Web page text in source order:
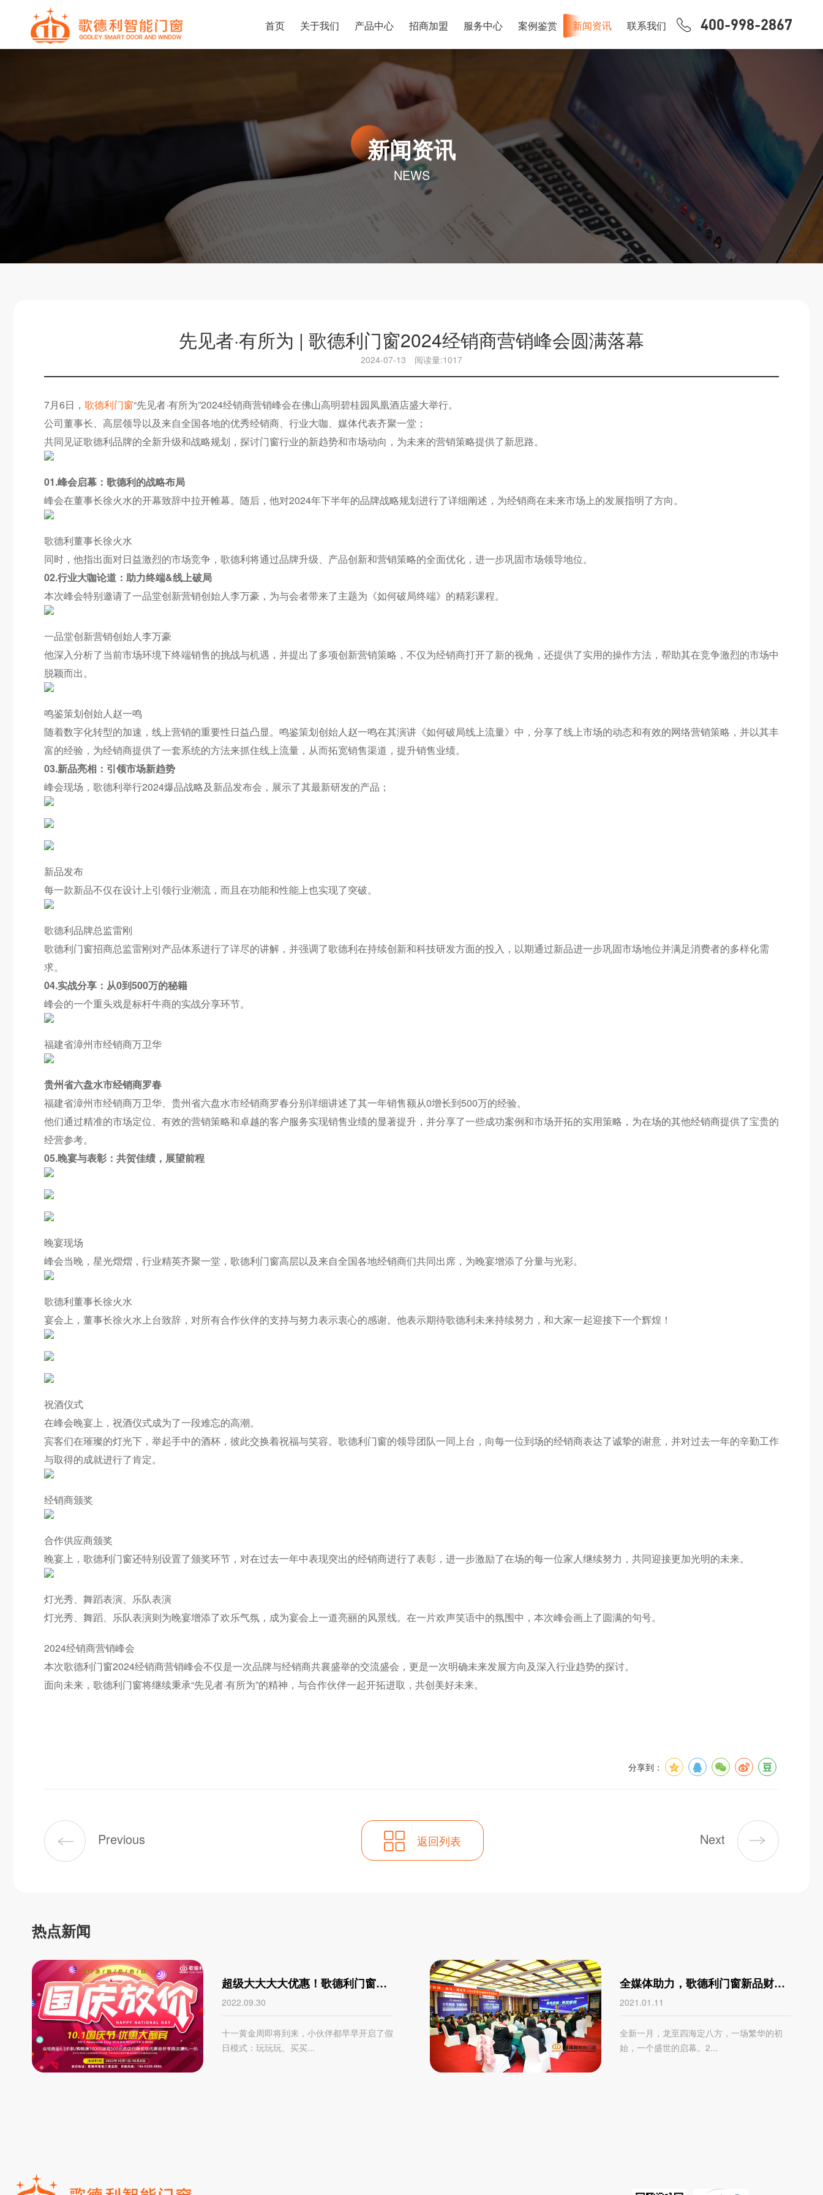
首页 关于我们 产品中心 招商加盟 服务中心 案例鉴赏 新闻资讯 联系我们 400-998-2867
新闻资讯
NEWS
先见者·有所为 | 歌德利门窗2024经销商营销峰会圆满落幕
2024-07-13 阅读量:1017
7月6日， 歌德利门窗“先见者·有所为”2024经销商营销峰会在佛山高明碧桂园凤凰酒店盛大举行。
公司董事长、高层领导以及来自全国各地的优秀经销商、行业大咖、媒体代表齐聚一堂；
共同见证歌德利品牌的全新升级和战略规划，探讨门窗行业的新趋势和市场动向，为未来的营销策略提供了新思路。
01.峰会启幕：歌德利的战略布局
峰会在董事长徐火水的开幕致辞中拉开帷幕。随后，他对2024年下半年的品牌战略规划进行了详细阐述，为经销商在未来市场上的发展指明了方向。
歌德利董事长徐火水
同时，他指出面对日益激烈的市场竞争，歌德利将通过品牌升级、产品创新和营销策略的全面优化，进一步巩固市场领导地位。
02.行业大咖论道：助力终端&线上破局
本次峰会特别邀请了一品堂创新营销创始人李万豪，为与会者带来了主题为《如何破局终端》的精彩课程。
一品堂创新营销创始人李万豪
他深入分析了当前市场环境下终端销售的挑战与机遇，并提出了多项创新营销策略，不仅为经销商打开了新的视角，还提供了实用的操作方法，帮助其在竞争激烈的市场中
脱颖而出。
鸣鉴策划创始人赵一鸣
随着数字化转型的加速，线上营销的重要性日益凸显。鸣鉴策划创始人赵一鸣在其演讲《如何破局线上流量》中，分享了线上市场的动态和有效的网络营销策略，并以其丰
富的经验，为经销商提供了一套系统的方法来抓住线上流量，从而拓宽销售渠道，提升销售业绩。
03.新品亮相：引领市场新趋势
峰会现场，歌德利举行2024爆品战略及新品发布会，展示了其最新研发的产品；
新品发布
每一款新品不仅在设计上引领行业潮流，而且在功能和性能上也实现了突破。
歌德利品牌总监雷刚
歌德利门窗招商总监雷刚对产品体系进行了详尽的讲解，并强调了歌德利在持续创新和科技研发方面的投入，以期通过新品进一步巩固市场地位并满足消费者的多样化需
求。
04.实战分享：从0到500万的秘籍
峰会的一个重头戏是标杆牛商的实战分享环节。
福建省漳州市经销商万卫华
贵州省六盘水市经销商罗春
福建省漳州市经销商万卫华、贵州省六盘水市经销商罗春分别详细讲述了其一年销售额从0增长到500万的经验。
他们通过精准的市场定位、有效的营销策略和卓越的客户服务实现销售业绩的显著提升，并分享了一些成功案例和市场开拓的实用策略，为在场的其他经销商提供了宝贵的
经营参考。
05.晚宴与表彰：共贺佳绩，展望前程
晚宴现场
峰会当晚，星光熠熠，行业精英齐聚一堂，歌德利门窗高层以及来自全国各地经销商们共同出席，为晚宴增添了分量与光彩。
歌德利董事长徐火水
宴会上，董事长徐火水上台致辞，对所有合作伙伴的支持与努力表示衷心的感谢。他表示期待歌德利未来持续努力，和大家一起迎接下一个辉煌！
祝酒仪式
在峰会晚宴上，祝酒仪式成为了一段难忘的高潮。
宾客们在璀璨的灯光下，举起手中的酒杯，彼此交换着祝福与笑容。歌德利门窗的领导团队一同上台，向每一位到场的经销商表达了诚挚的谢意，并对过去一年的辛勤工作
与取得的成就进行了肯定。
经销商颁奖
合作供应商颁奖
晚宴上，歌德利门窗还特别设置了颁奖环节，对在过去一年中表现突出的经销商进行了表彰，进一步激励了在场的每一位家人继续努力，共同迎接更加光明的未来。
灯光秀、舞蹈表演、乐队表演
灯光秀、舞蹈、乐队表演则为晚宴增添了欢乐气氛，成为宴会上一道亮丽的风景线。在一片欢声笑语中的氛围中，本次峰会画上了圆满的句号。
2024经销商营销峰会
本次歌德利门窗2024经销商营销峰会不仅是一次品牌与经销商共襄盛举的交流盛会，更是一次明确未来发展方向及深入行业趋势的探讨。
面向未来，歌德利门窗将继续秉承“先见者·有所为”的精神，与合作伙伴一起开拓进取，共创美好未来。
分享到：
Previous 返回列表 Next
热点新闻
超级大大大大优惠！歌德利门窗全
国联动一起放价！
2022.09.30
十一黄金周即将到来，小伙伴都早早开启了假
日模式：玩玩玩、买买...
全媒体助力，歌德利门窗新品财富
峰会 发力品牌新渠道
2021.01.11
全新一月，龙至四海定八方，一场繁华的初
始，一个盛世的启幕。2...